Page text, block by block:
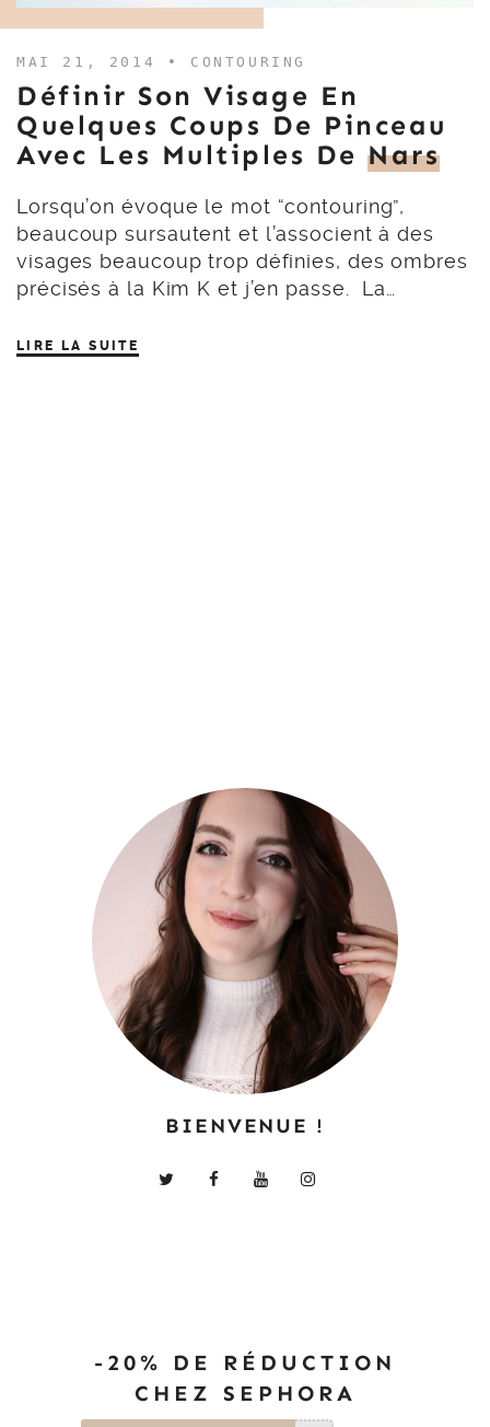
MAI 21, 2014 • CONTOURING
Définir Son Visage En
Quelques Coups De Pinceau
Avec Les Multiples De Nars
Lorsqu’on évoque le mot “contouring”,
beaucoup sursautent et l’associent à des
visages beaucoup trop définies, des ombres
précisés à la Kim K et j’en passe. La…
LIRE LA SUITE
BIENVENUE !
-20% DE RÉDUCTION
CHEZ SEPHORA